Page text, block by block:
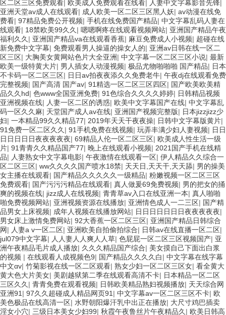
区二区三区免费观看| 欧美成人免费观看在线看| 人妻中文字幕影音先锋|
亚洲天堂av成人在线观看| 成人欧美一区二区三区黑人妖| av动漫在线免
费看| 97精品免费公开视频| 手机在线免费国产精品| 中文字幕乱码人妻在
线观看| 18禁欧美99久久 | 嗯嗯啊疼在线观看视频网站| 亚洲国产精品午夜
福利久久 | 亚洲国产精品va在线观看香蕉| 麻豆免费成人小视频| 超碰在线
新免费中文字幕| 免费观看男人操逼的操女人的| 亚洲av日韩在线一区二
区三区| 大胸美女黄网站色片大全亚洲| 中文字幕一区二区三区小说| 最新
欧美一级特黄大片| 男人插女人动漫视频| 极品尤物啪啪啪 国产精品| 日本
不卡码一区二区三区| 日日av拍夜夜添久久免费老牛| 午夜dj在线观看免费
完整视频| 国产高清 国产av| 91精选一区二区三区四区| 国产欧美欧美精
品久久hd| 色www全国亚洲免费| 91色综合久久久久婷婷| 日韩精品视频
亚洲视频在线| 人妻一区二区的诱惑| 欧美中文字幕国产在线| 中文字幕乱
码一区久久麻| 天堂国产成人av在线| 亚洲国产视频完整版| 日本jizzjizz少
妇| 一本精品99久久精品77| 2019年天天干夜夜操| 日韩中文字幕版黄片|
91免费一区二区久久 | 91手机免费在线视频| 玩弄丰满少妇人妻视频| 日日
日日日日日夜夜夜夜夜| 69精品人伦一区二区三区| 欧美成人性生活一级
片| 91青青久久精品国产77| 晚上在线观看小视频| 2021国产手机在线精
品| 人妻熟女中文字幕电影| 午夜激情在线观看一区| 伊人精品久久综合一
区二区三区| ww久久久久国产喷水18禁| 天天日,天天干,天天舔| 男的操美
女主播在线观看| 国产精品久久久久久一级精品| 粉嫩视频一区二区三区
免费观看| 国产污污污精品在线观看| 真人做爰69免费视频| 男的把女的捅
爽的视频在线| jizz成人在线视频| 青青草av入口在线亚洲一本| 真人啪啪
啪免费视频网站| 亚洲视频资源在线播放| 亚洲情色成人一二三区| 国产精
品男女上床视频| 成年人视频在线播放网站| 日日日日日日日夜夜夜夜夜|
男女床上激情免费网站| 92大香蕉一区二区三区| 亚洲国产精品日韩综合
网| 人妻a v一区二区| 亚洲欧美自拍偷拍综合| 日韩av在线直播一区二区|
jul079中文字幕| 人人妻人人爽人人草| 色屁屁一区二区三区视频国产| 亚
洲午夜精品毛片成人播放| 久久久精品国产综合| 美女摸自己下面出白浆
的视频 | 在线观看人成视频色9| 国产精品久久久久白| 中文字幕在线字幕
中文αv| 竹菊影视在线一区二区观看| 熟女少妇一区二区三区女| 看全黄大
黄大色大片美女| 美剧越狱第二季在线观看高清不卡| 日本精品一区二区
三区久久 | 青青免费在观看视频| 日韩欧美精品熟妇视频播放| 天天综合网
亚洲91 | 97久久超碰成人精品网页91 | 中文字幕av一区二区三区不卡| 欧
美色极品在线高清一区| 水野朝阳爆汗乳中出正在播放| 大尺寸鸡巴插卖
淫女小穴| 三级日本美女少妇99| 秋霞午夜鲁丝片午夜精品久 | 欧美日韩高